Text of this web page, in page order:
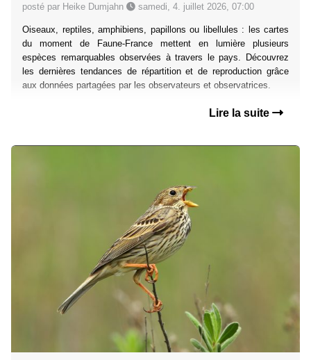
posté par Heike Dumjahn samedi, 4. juillet 2026, 07:00
Oiseaux, reptiles, amphibiens, papillons ou libellules : les cartes
du moment de Faune-France mettent en lumière plusieurs
espèces remarquables observées à travers le pays. Découvrez
les dernières tendances de répartition et de reproduction grâce
aux données partagées par les observateurs et observatrices.
Lire la suite